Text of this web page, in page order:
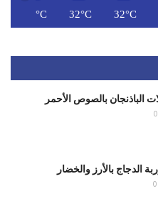
32°C
32°C
31°C
الباذنجان بالصوص الأحمر
0
الدجاج بالأرز والخضار
0